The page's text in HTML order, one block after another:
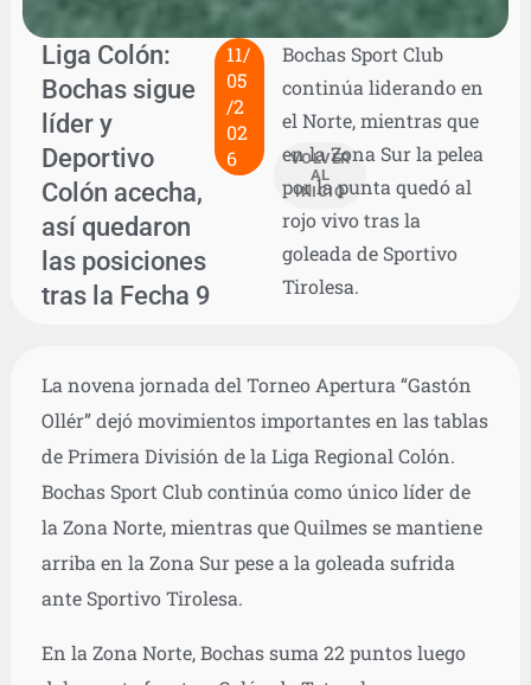
Liga Colón:
Bochas sigue
líder y
Deportivo
Colón acecha,
así quedaron
las posiciones
tras la Fecha 9
11/
05
/2
02
6
VOLVER
AL
INICIO
Bochas Sport Club
continúa liderando en
el Norte, mientras que
en la Zona Sur la pelea
por la punta quedó al
rojo vivo tras la
goleada de Sportivo
Tirolesa.
La novena jornada del Torneo Apertura “Gastón
Ollér” dejó movimientos importantes en las tablas
de Primera División de la Liga Regional Colón.
Bochas Sport Club continúa como único líder de
la Zona Norte, mientras que Quilmes se mantiene
arriba en la Zona Sur pese a la goleada sufrida
ante Sportivo Tirolesa.
En la Zona Norte, Bochas suma 22 puntos luego